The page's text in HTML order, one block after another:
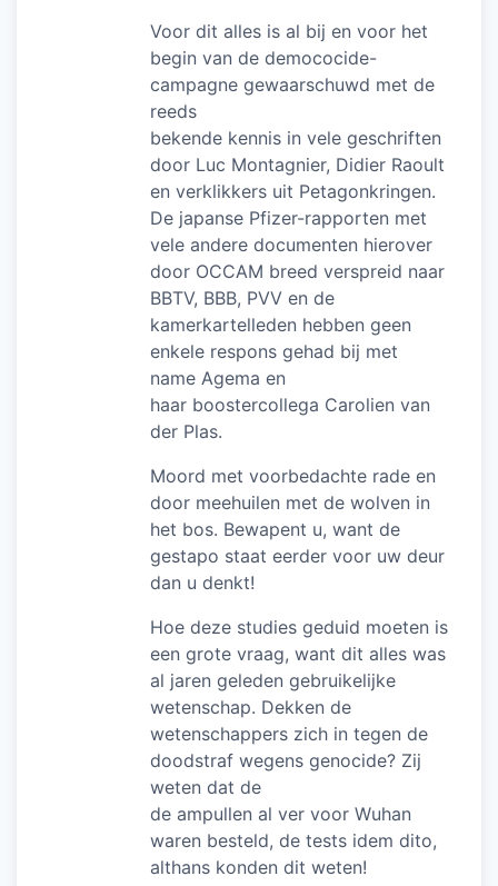
Voor dit alles is al bij en voor het
begin van de demococide-
campagne gewaarschuwd met de
reeds
bekende kennis in vele geschriften
door Luc Montagnier, Didier Raoult
en verklikkers uit Petagonkringen.
De japanse Pfizer-rapporten met
vele andere documenten hierover
door OCCAM breed verspreid naar
BBTV, BBB, PVV en de
kamerkartelleden hebben geen
enkele respons gehad bij met
name Agema en
haar boostercollega Carolien van
der Plas.
Moord met voorbedachte rade en
door meehuilen met de wolven in
het bos. Bewapent u, want de
gestapo staat eerder voor uw deur
dan u denkt!
Hoe deze studies geduid moeten is
een grote vraag, want dit alles was
al jaren geleden gebruikelijke
wetenschap. Dekken de
wetenschappers zich in tegen de
doodstraf wegens genocide? Zij
weten dat de
de ampullen al ver voor Wuhan
waren besteld, de tests idem dito,
althans konden dit weten!